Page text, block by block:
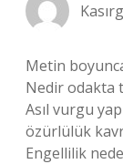
Metin
Nedir odakta
Asıl vurgu
özürlülük
Engellilik